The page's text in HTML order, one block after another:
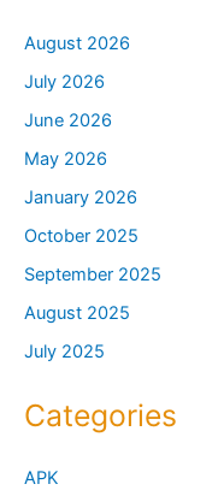
August 2026
July 2026
June 2026
May 2026
January 2026
October 2025
September 2025
August 2025
July 2025
Categories
APK